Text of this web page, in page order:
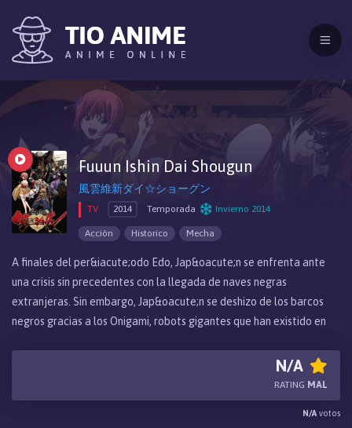
Fuuun Ishin Dai Shougun
風雲維新ダイ☆ショーグン
TV 2014 Temporada Invierno 2014
Acción Historico Mecha
A finales del per&iacute;odo Edo, Jap&oacute;n se enfrenta ante
una crisis sin precedentes con la llegada de naves negras
extranjeras. Sin embargo, Jap&oacute;n se deshizo de los barcos
negros gracias a los Onigami, robots gigantes que han existido en
mantenido en una auto-impuesta reclusi&oacute;n de los
extranjeros desde entonces. La historia comienza en este
Jap&oacute;n que nunca experiment&oacute; la
N/A
RATING MAL
N/A votos